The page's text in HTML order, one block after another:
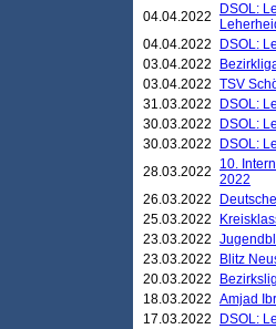
04.04.2022
DSOL:
04.04.2022
DSOL:
03.04.2022
03.04.2022 TSV
31.03.2022
DSOL:
30.03.2022
DSOL:
30.03.2022
DSOL:
28.03.2022
10.
2022
26.03.2022
25.03.2022
23.03.2022
23.03.2022
Blitz
20.03.2022
18.03.2022 Amjad
17.03.2022
DSOL: